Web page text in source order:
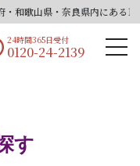
山県・奈良県内にある18会館
24時間365日受付
0120-24-2139
す